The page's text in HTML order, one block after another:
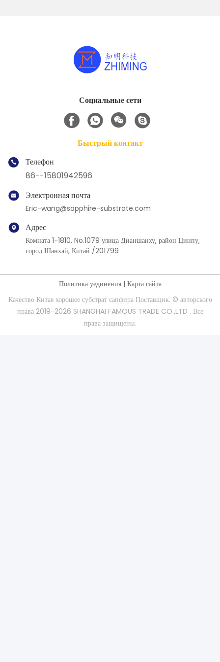
Социальные сети
Быстрый контакт
Телефон
86--15801942596
Электронная почта
Eric-wang@sapphire-substrate.com
Адрес
Комната 1-1810, No.1079 улица Дианшанху, район Цинпу,
город Шанхай, Китай /201799
Политика уединения| Карта сайта
Качество Китая хорошее субстрат сапфира Поставщик. © авторского
права 2019-2026 SHANGHAI FAMOUS TRADE CO.,LTD . Все
права защищены.